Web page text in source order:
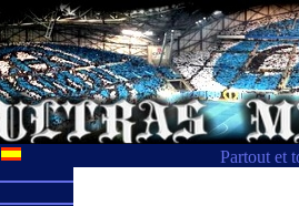
Partout et